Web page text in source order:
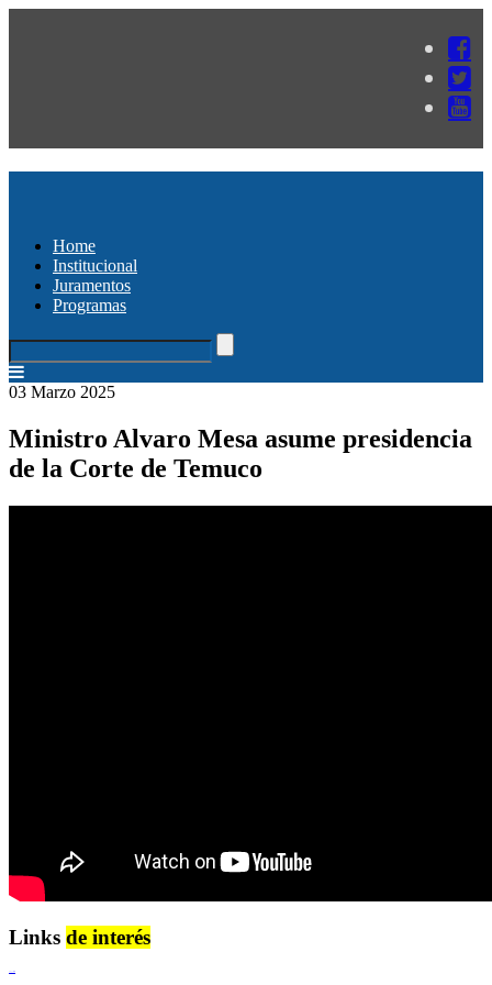
Home
Institucional
Juramentos
Programas
03 Marzo 2025
Ministro Alvaro Mesa asume presidencia
de la Corte de Temuco
Links de interés